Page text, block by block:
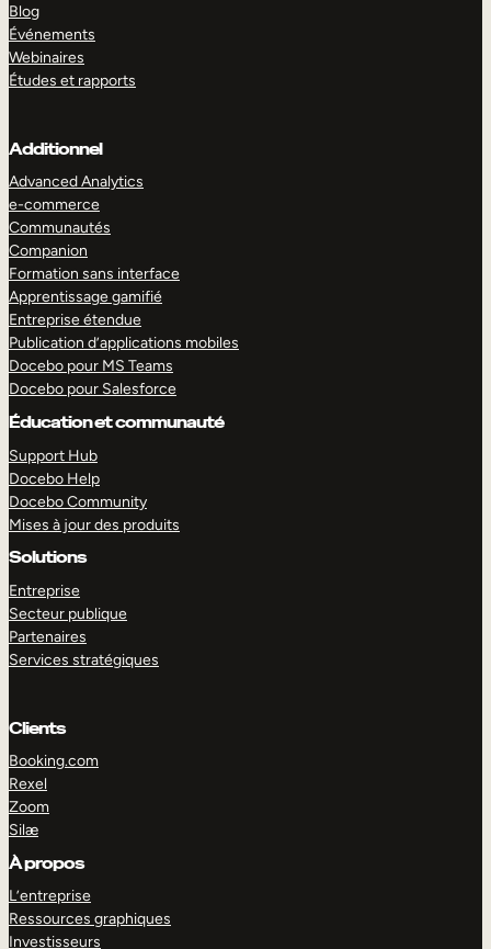
Blog
Événements
Webinaires
Études et rapports
Additionnel
Advanced Analytics
e-commerce
Communautés
Companion
Formation sans interface
Apprentissage gamifié
Entreprise étendue
Publication d’applications mobiles
Docebo pour MS Teams
Docebo pour Salesforce
Éducation et communauté
Support Hub
Docebo Help
Docebo Community
Mises à jour des produits
Solutions
Entreprise
Secteur publique
Partenaires
Services stratégiques
Clients
Booking.com
Rexel
Zoom
Silæ
À propos
L’entreprise
Ressources graphiques
Investisseurs